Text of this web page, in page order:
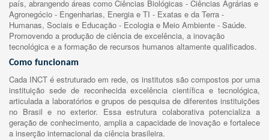
país, abrangendo áreas como Ciências Biológicas - Ciências Agrárias e
Agronegócio - Engenharias, Energia e TI - Exatas e da Terra -
Humanas, Sociais e Educação - Ecologia e Meio Ambiente - Saúde.
Promovendo a produção de ciência de excelência, a inovação
tecnológica e a formação de recursos humanos altamente qualificados.
Como funcionam
Cada INCT é estruturado em rede, os institutos são compostos por uma
instituição sede de reconhecida excelência científica e tecnológica,
articulada a laboratórios e grupos de pesquisa de diferentes instituições
no Brasil e no exterior. Essa estrutura colaborativa potencializa a
geração de conhecimento, amplia a capacidade de inovação e fortalece
a inserção internacional da ciência brasileira.